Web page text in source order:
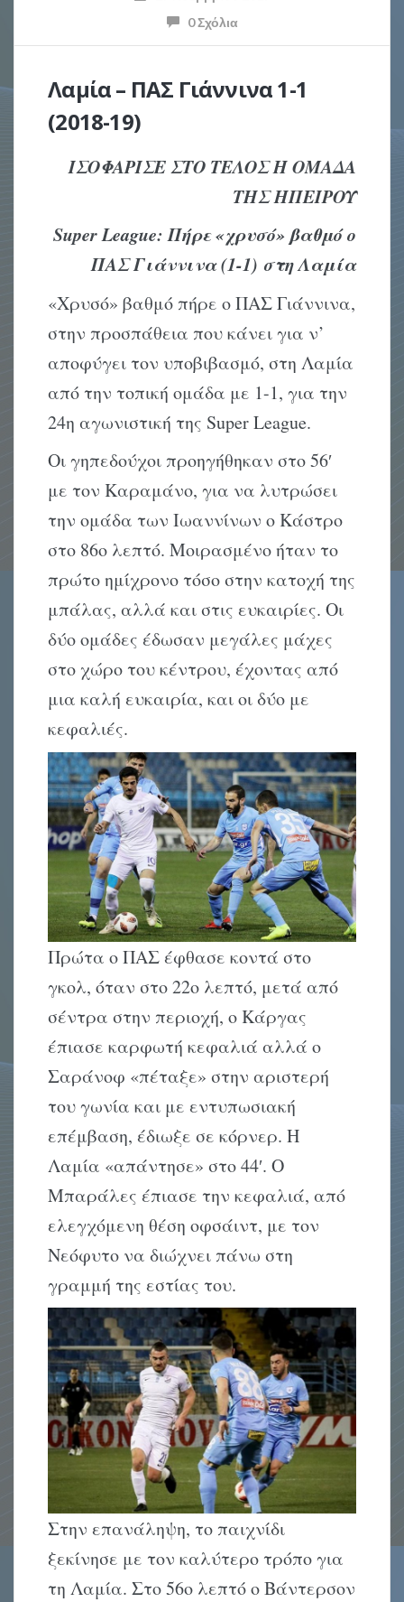
0 Σχόλια
Λαμία – ΠΑΣ Γιάννινα 1-1
(2018-19)
ΙΣΟΦΑΡΙΣΕ ΣΤΟ ΤΕΛΟΣ Η ΟΜΑΔΑ
ΤΗΣ ΗΠΕΙΡΟΥ
Super League: Πήρε «χρυσό» βαθμό ο
ΠΑΣ Γιάννινα (1-1) στη Λαμία
«Χρυσό» βαθμό πήρε ο ΠΑΣ Γιάννινα,
στην προσπάθεια που κάνει για ν’
αποφύγει τον υποβιβασμό, στη Λαμία
από την τοπική ομάδα με 1-1, για την
24η αγωνιστική της Super League.
Οι γηπεδούχοι προηγήθηκαν στο 56′
με τον Καραμάνο, για να λυτρώσει
την ομάδα των Ιωαννίνων ο Κάστρο
στο 86ο λεπτό. Μοιρασμένο ήταν το
πρώτο ημίχρονο τόσο στην κατοχή της
μπάλας, αλλά και στις ευκαιρίες. Οι
δύο ομάδες έδωσαν μεγάλες μάχες
στο χώρο του κέντρου, έχοντας από
μια καλή ευκαιρία, και οι δύο με
κεφαλιές.
Πρώτα ο ΠΑΣ έφθασε κοντά στο
γκολ, όταν στο 22ο λεπτό, μετά από
σέντρα στην περιοχή, ο Κάργας
έπιασε καρφωτή κεφαλιά αλλά ο
Σαράνοφ «πέταξε» στην αριστερή
του γωνία και με εντυπωσιακή
επέμβαση, έδιωξε σε κόρνερ. Η
Λαμία «απάντησε» στο 44′. Ο
Μπαράλες έπιασε την κεφαλιά, από
ελεγχόμενη θέση οφσάιντ, με τον
Νεόφυτο να διώχνει πάνω στη
γραμμή της εστίας του.
Στην επανάληψη, το παιχνίδι
ξεκίνησε με τον καλύτερο τρόπο για
τη Λαμία. Στο 56ο λεπτό ο Βάντερσον